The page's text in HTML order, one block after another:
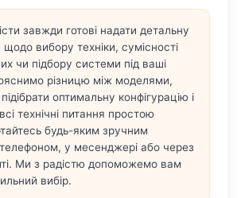
завжди готові надати детальну
щодо вибору техніки, сумісності
чи підбору системи під ваші
різницю між моделями,
оптимальну конфігурацію і
технічні питання простою
будь-яким зручним
у месенджері або через
Ми з радістю допоможемо вам
вибір.